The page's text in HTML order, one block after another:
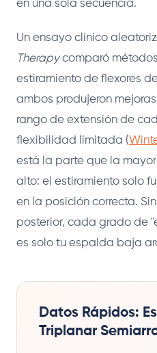
en una sola secuencia.
Un ensayo clínico
Therapycomparó
estiramiento de flexores
ambos produjeron
rango de extensión de
flexibilidad limitada (
está la parte que la
alto: el estiramiento solo
en la posición correcta.
posterior, cada grado de
es solo tu espalda baja
Datos Rápidos:
Triplanar